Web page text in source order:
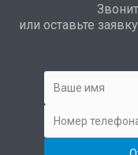
или оставьте